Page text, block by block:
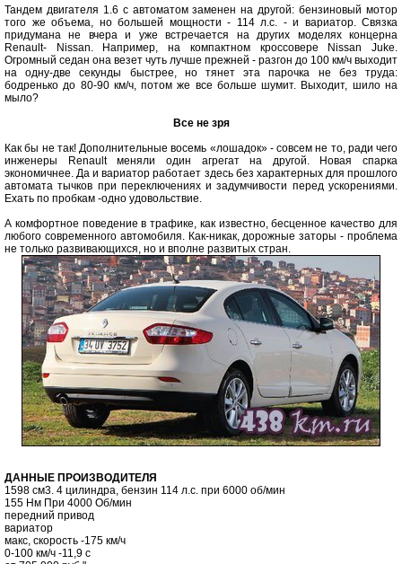
Тандем двигателя 1.6 с автоматом заменен на другой: бензиновый мотор
того же объема, но большей мощности - 114 л.с. - и вариатор. Связка
придумана не вчера и уже встречается на других моделях концерна
Renault- Nissan. Например, на компактном кроссовере Nissan Juke.
Огромный седан она везет чуть лучше прежней - разгон до 100 км/ч выходит
на одну-две секунды быстрее, но тянет эта парочка не без труда:
бодренько до 80-90 км/ч, потом же все больше шумит. Выходит, шило на
мыло?
Все не зря
Как бы не так! Дополнительные восемь «лошадок» - совсем не то, ради чего
инженеры Renault меняли один агрегат на другой. Новая спарка
экономичнее. Да и вариатор работает здесь без характерных для прошлого
автомата тычков при переключениях и задумчивости перед ускорениями.
Ехать по пробкам -одно удовольствие.
А комфортное поведение в трафике, как известно, бесценное качество для
любого современного автомобиля. Как-никак, дорожные заторы - проблема
не только развивающихся, но и вполне развитых стран.
ДАННЫЕ ПРОИЗВОДИТЕЛЯ
1598 см3. 4 цилиндра, бензин 114 л.с. при 6000 об/мин
155 Нм При 4000 Об/мин
передний привод
вариатор
макс, скорость -175 км/ч
0-100 км/ч -11,9 с